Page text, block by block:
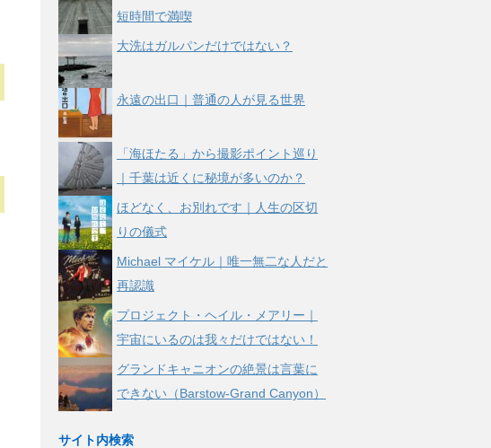
短時間で満喫
大洗はガルパンだけではない？
永遠の出口｜普通の人が見る世界
「海ほたる」から撮影ポイント巡り
｜千葉は近くに秘境が多いのか？
ほどなく、お別れです｜人生の区切
りの儀式
Michael マイケル｜唯一無二な人だと
再認識
プロジェクト・ヘイル・メアリー｜
宇宙にいるのは我々だけではない！
グランドキャニオンの絶景は言葉に
できない（Barstow-Grand Canyon）
サイト内検索